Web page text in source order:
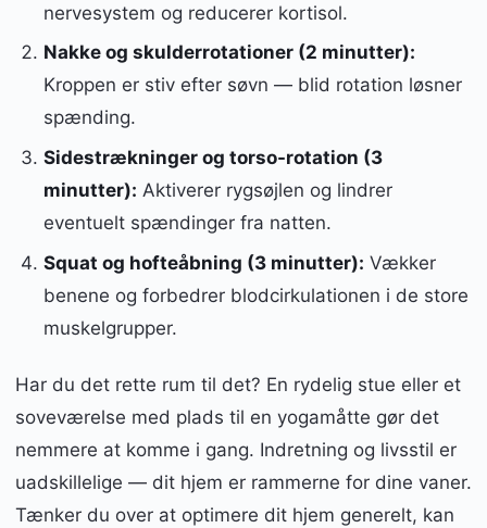
nervesystem og reducerer kortisol.
Nakke og skulderrotationer (2 minutter):
Kroppen er stiv efter søvn — blid rotation løsner
spænding.
Sidestrækninger og torso-rotation (3
minutter): Aktiverer rygsøjlen og lindrer
eventuelt spændinger fra natten.
Squat og hofteåbning (3 minutter): Vækker
benene og forbedrer blodcirkulationen i de store
muskelgrupper.
Har du det rette rum til det? En rydelig stue eller et
soveværelse med plads til en yogamåtte gør det
nemmere at komme i gang. Indretning og livsstil er
uadskillelige — dit hjem er rammerne for dine vaner.
Tænker du over at optimere dit hjem generelt, kan